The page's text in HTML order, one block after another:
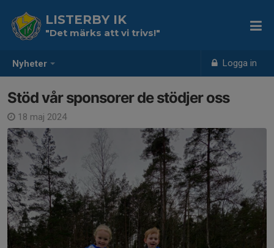
Nyheter Logga in
LISTERBY IK
"Det märks att vi trivs!"
Stöd vår sponsorer de stödjer oss
18 maj 2024